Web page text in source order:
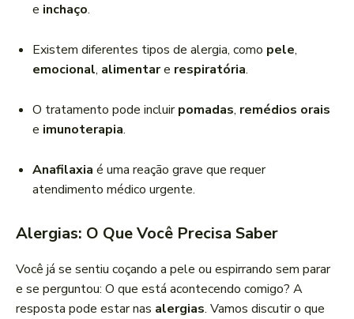
e inchaço.
Existem diferentes tipos de alergia, como pele,
emocional, alimentare respiratória.
O tratamento pode incluirpomadas, remédios orais
e imunoterapia.
Anafilaxia é uma reação grave que requer
atendimento médico urgente.
Alergias: O Que Você Precisa Saber
Você já se sentiu coçando a pele ou espirrando sem parar
e se perguntou: O que está acontecendo comigo? A
resposta pode estar nas alergias. Vamos discutir o que